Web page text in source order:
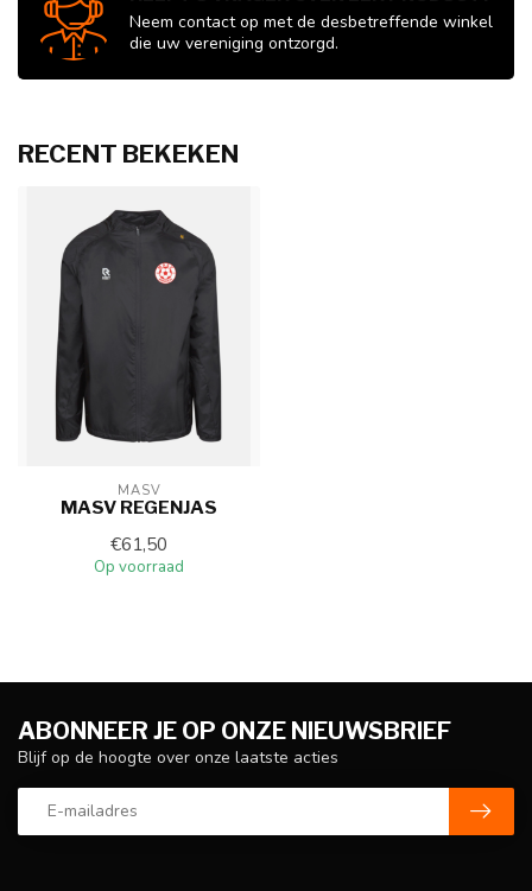
Neem contact op met de desbetreffende winkel
die uw vereniging ontzorgd.
RECENT BEKEKEN
MASV
MASV REGENJAS
€61,50
Op voorraad
ABONNEER JE OP ONZE NIEUWSBRIEF
Blijf op de hoogte over onze laatste acties